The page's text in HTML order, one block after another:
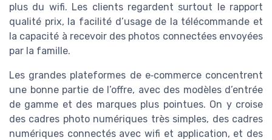
plus du wifi. Les clients regardent surtout le rapport
qualité prix, la facilité d’usage de la télécommande et
la capacité à recevoir des photos connectées envoyées
par la famille.
Les grandes plateformes de e‑commerce concentrent
une bonne partie de l’offre, avec des modèles d’entrée
de gamme et des marques plus pointues. On y croise
des cadres photo numériques très simples, des cadres
numériques connectés avec wifi et application, et des